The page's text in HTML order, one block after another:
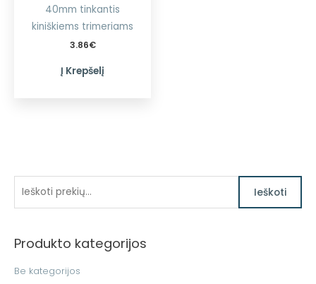
k
Ieškoti
Produkto kategorijos
Be kategorijos
40mm tinkantis
kiniškiems trimeriams
3.86€
Į Krepšelį